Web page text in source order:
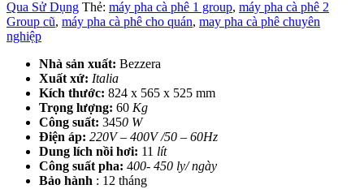
Qua Sử Dụng Thẻ: máy pha cà phê 1 group, máy pha cà phê 2
Group cũ, máy pha cà phê cho quán, may pha cà phê chuyên
nghiệp
Nhà sản xuất: Bezzera
Xuất xứ: Italia
Kích thước: 824 x 565 x 525 mm
Trọng lượng: 60 Kg
Công suất: 3450 W
Điện áp: 220V – 400V /50 – 60Hz
Dung lích nồi hơi: 11 lít
Công suất pha: 400- 450 ly/ ngày
Bảo hành : 12 tháng